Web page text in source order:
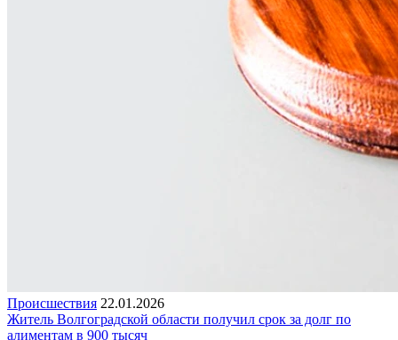
Происшествия 22.01.2026
Житель Волгоградской области получил срок за долг по
алиментам в 900 тысяч